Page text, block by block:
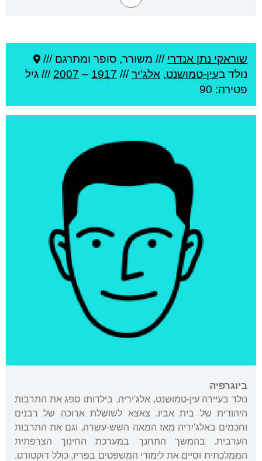
שוראקי נתן אנדרי /// משורר, סופר ומתרגם ///
נולד בעין-טמושנט, אלג'יר///
1917
–
2007 /// גיל
פטירה: 90
ביוגרפיה
נולד בעיירה עין-טמושנט, אלג'יריה. בילדותו ספג את התרבות
היהודית של בית אביו, צאצא לשושלת ארוכה של רבנים
וחכמים באלג'יריה מאז המאה השש-עשרה, וגם את התרבות
הערבית. בהמשך התחנך במערכת החינוך הצרפתית
הממלכתית וסיים את לימודי המשפטים בפריז, כולל דוקטורט.